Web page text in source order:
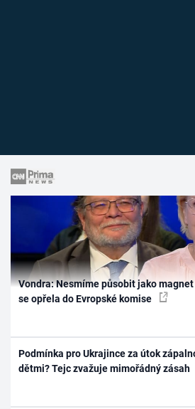
Vondra: Nesmíme působit jako
se opřela do Evropské komise
Podmínka pro Ukrajince za útok
dětmi? Tejc zvažuje mimořádný zásah